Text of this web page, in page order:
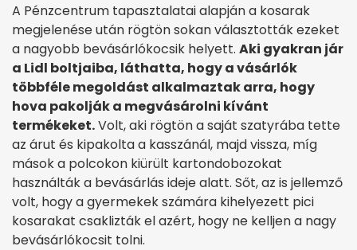
A Pénzcentrum tapasztalatai alapján a kosarak
megjelenése után rögtön sokan választották ezeket
a nagyobb bevásárlókocsik helyett. Aki gyakran jár
a Lidl boltjaiba, láthatta, hogy a vásárlók
többféle megoldást alkalmaztak arra, hogy
hova pakolják a megvásárolni kívánt
termékeket.Volt, aki rögtön a saját szatyrába tette
az árut és kipakolta a kasszánál, majd vissza, míg
mások a polcokon kiürült kartondobozokat
használták a bevásárlás ideje alatt. Sőt, az is jellemző
volt, hogy a gyermekek számára kihelyezett pici
kosarakat csaklizták el azért, hogy ne kelljen a nagy
bevásárlókocsit tolni.